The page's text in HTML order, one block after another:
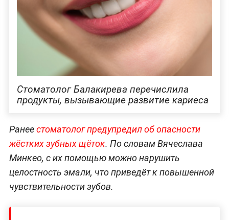
Стоматолог Балакирева перечислила
продукты, вызывающие развитие кариеса
Ранеестоматолог предупредил об опасности
жёстких зубных щёток. По словам Вячеслава
Минкео, с их помощью можно нарушить
целостность эмали, что приведёт к повышенной
чувствительности зубов.